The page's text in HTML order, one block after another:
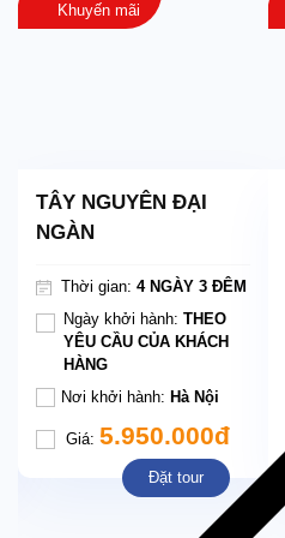
Khuyến mãi
TÂY NGUYÊN ĐẠI
NGÀN
Thời gian: 4 NGÀY 3 ĐÊM
Ngày khởi hành: THEO
YÊU CẦU CỦA KHÁCH
HÀNG
Nơi khởi hành: Hà Nội
Giá: 5.950.000đ
Đặt tour